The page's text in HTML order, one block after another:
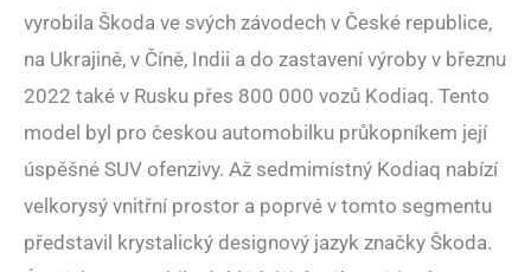
vyrobila Škoda ve svých závodech v České republice,
na Ukrajině, v Číně, Indii a do zastavení výroby v březnu
2022 také v Rusku přes 800 000 vozů Kodiaq. Tento
model byl pro českou automobilku průkopníkem její
úspěšné SUV ofenzivy. Až sedmimístný Kodiaq nabízí
velkorysý vnitřní prostor a poprvé v tomto segmentu
představil krystalický designový jazyk značky Škoda.